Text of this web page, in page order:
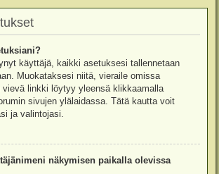
käyttäjä, kaikki asetuksesi tallennetaan
Muokataksesi niitä, vieraile omissa
linkki löytyy yleensä klikkaamalla
sivujen ylälaidassa. Tätä kautta voit
ja valintojasi.
näkymisen paikalla olevissa